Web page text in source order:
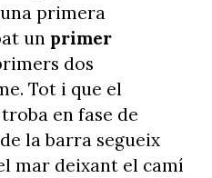
primera
un primer
dos
Tot i que el
en fase de
la barra segueix
mar deixant el camí